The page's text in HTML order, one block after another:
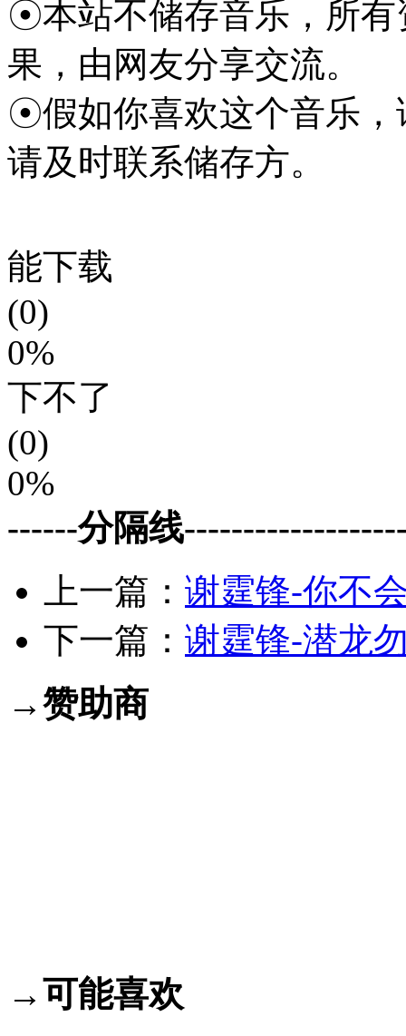
☉本站不储存音乐，所有
果，由网友分享交流。
☉假如你喜欢这个音乐，
请及时联系储存方。
能下载
(0)
0%
下不了
(0)
0%
------分隔线
上一篇： 谢霆锋-你不
下一篇： 谢霆锋-潜龙
→赞助商
→可能喜欢